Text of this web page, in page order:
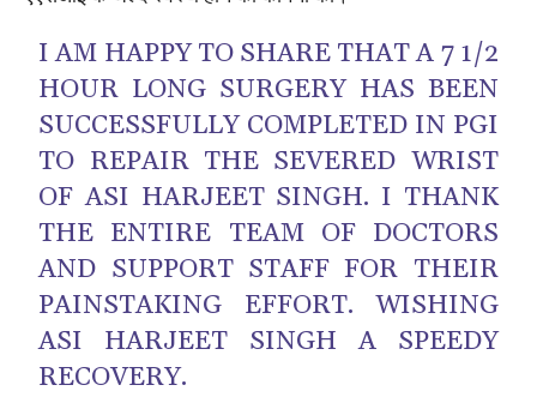
I AM HAPPY TO SHARE THAT A 7 1/2
HOUR LONG SURGERY HAS BEEN
SUCCESSFULLY COMPLETED IN PGI
TO REPAIR THE SEVERED WRIST
OF ASI HARJEET SINGH. I THANK
THE ENTIRE TEAM OF DOCTORS
AND SUPPORT STAFF FOR THEIR
PAINSTAKING EFFORT. WISHING
ASI HARJEET SINGH A SPEEDY
RECOVERY.